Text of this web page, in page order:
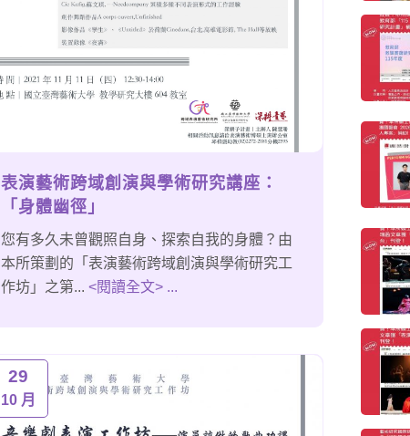
表演藝術跨域創演與學術研究講座：
「身體幽徑」
您有多久未曾觀照自身、探索自我的身體？由
本所策劃的「表演藝術跨域創演與學術研究工
作坊」之第... <閱讀全文> ...
29
10 月